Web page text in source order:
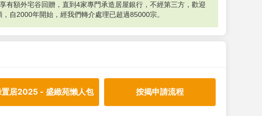
有額外宅谷回贈，直到4家專門承造居屋銀行，不經第三方，歡迎
，自2000年開始，經我們轉介處理已超過85000宗。
置居2025 - 盛緻苑懶人包 按揭申請流程